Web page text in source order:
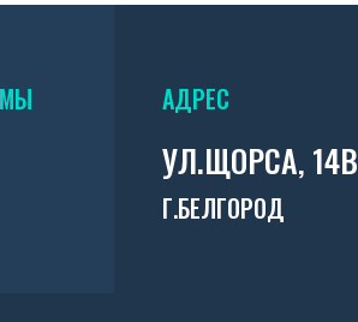
АДРЕС
УЛ.ЩОРСА, 14В
Г.БЕЛГОРОД